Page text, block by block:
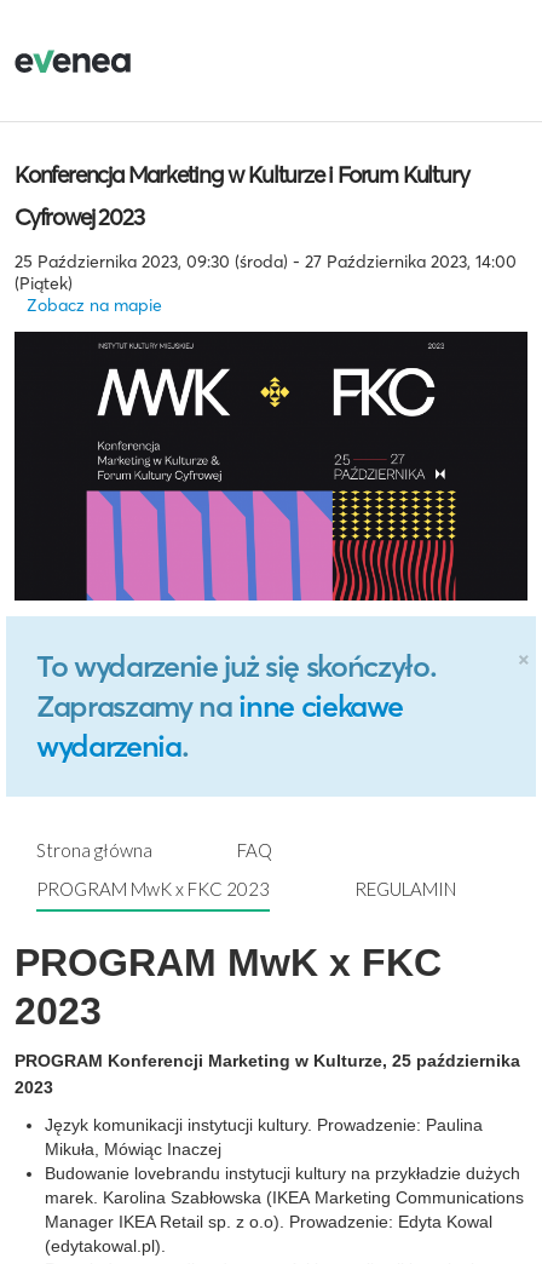
Konferencja Marketing w Kulturze i Forum Kultury
Cyfrowej 2023
25 Października 2023, 09:30 (środa) - 27 Października 2023, 14:00
(Piątek)
Zobacz na mapie
×
To wydarzenie już się skończyło.
Zapraszamy na inne ciekawe
wydarzenia.
Strona główna
FAQ
PROGRAM MwK x FKC 2023
REGULAMIN
PROGRAM MwK x FKC
2023
PROGRAM Konferencji Marketing w Kulturze, 25 października
2023
Język komunikacji instytucji kultury. Prowadzenie: Paulina
Mikuła, Mówiąc Inaczej
Budowanie lovebrandu instytucji kultury na przykładzie dużych
marek. Karolina Szabłowska (IKEA Marketing Communications
Manager IKEA Retail sp. z o.o). Prowadzenie: Edyta Kowal
(edytakowal.pl).